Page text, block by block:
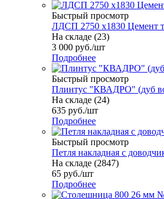
Быстрый просмотр
ЛДСП 2750 х1830 Цемент
На складе (23)
3 000 руб./шт
Подробнее
Быстрый просмотр
Плинтус "КВАДРО" (дуб
На складе (24)
635 руб./шт
Подробнее
Быстрый просмотр
Петля накладная с
На складе (2847)
65 руб./шт
Подробнее